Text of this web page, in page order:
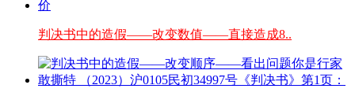
判决书中的造假——改变数值——直接造成8..